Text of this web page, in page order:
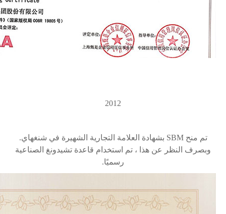
2012
تم منحSBM بشهادة العلامة التجارية الشهيرة في شنغهاي.
وبصرف النظر عن هذا ، تم استخدام قاعدة تشيدونغ الصناعية
رسميًا.